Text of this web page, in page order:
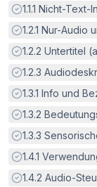
Erfüllt:
1.1.1 Nicht-Text-
Erfüllt:
1.2.1 Nur-Audio
Erfüllt:
1.2.2 Untertitel
Erfüllt:
1.2.3
Erfüllt:
1.3.1 Info und
Erfüllt:
1.3.2
Erfüllt:
1.3.3
Erfüllt:
1.4.1
Erfüllt:
1.4.2 Audio-